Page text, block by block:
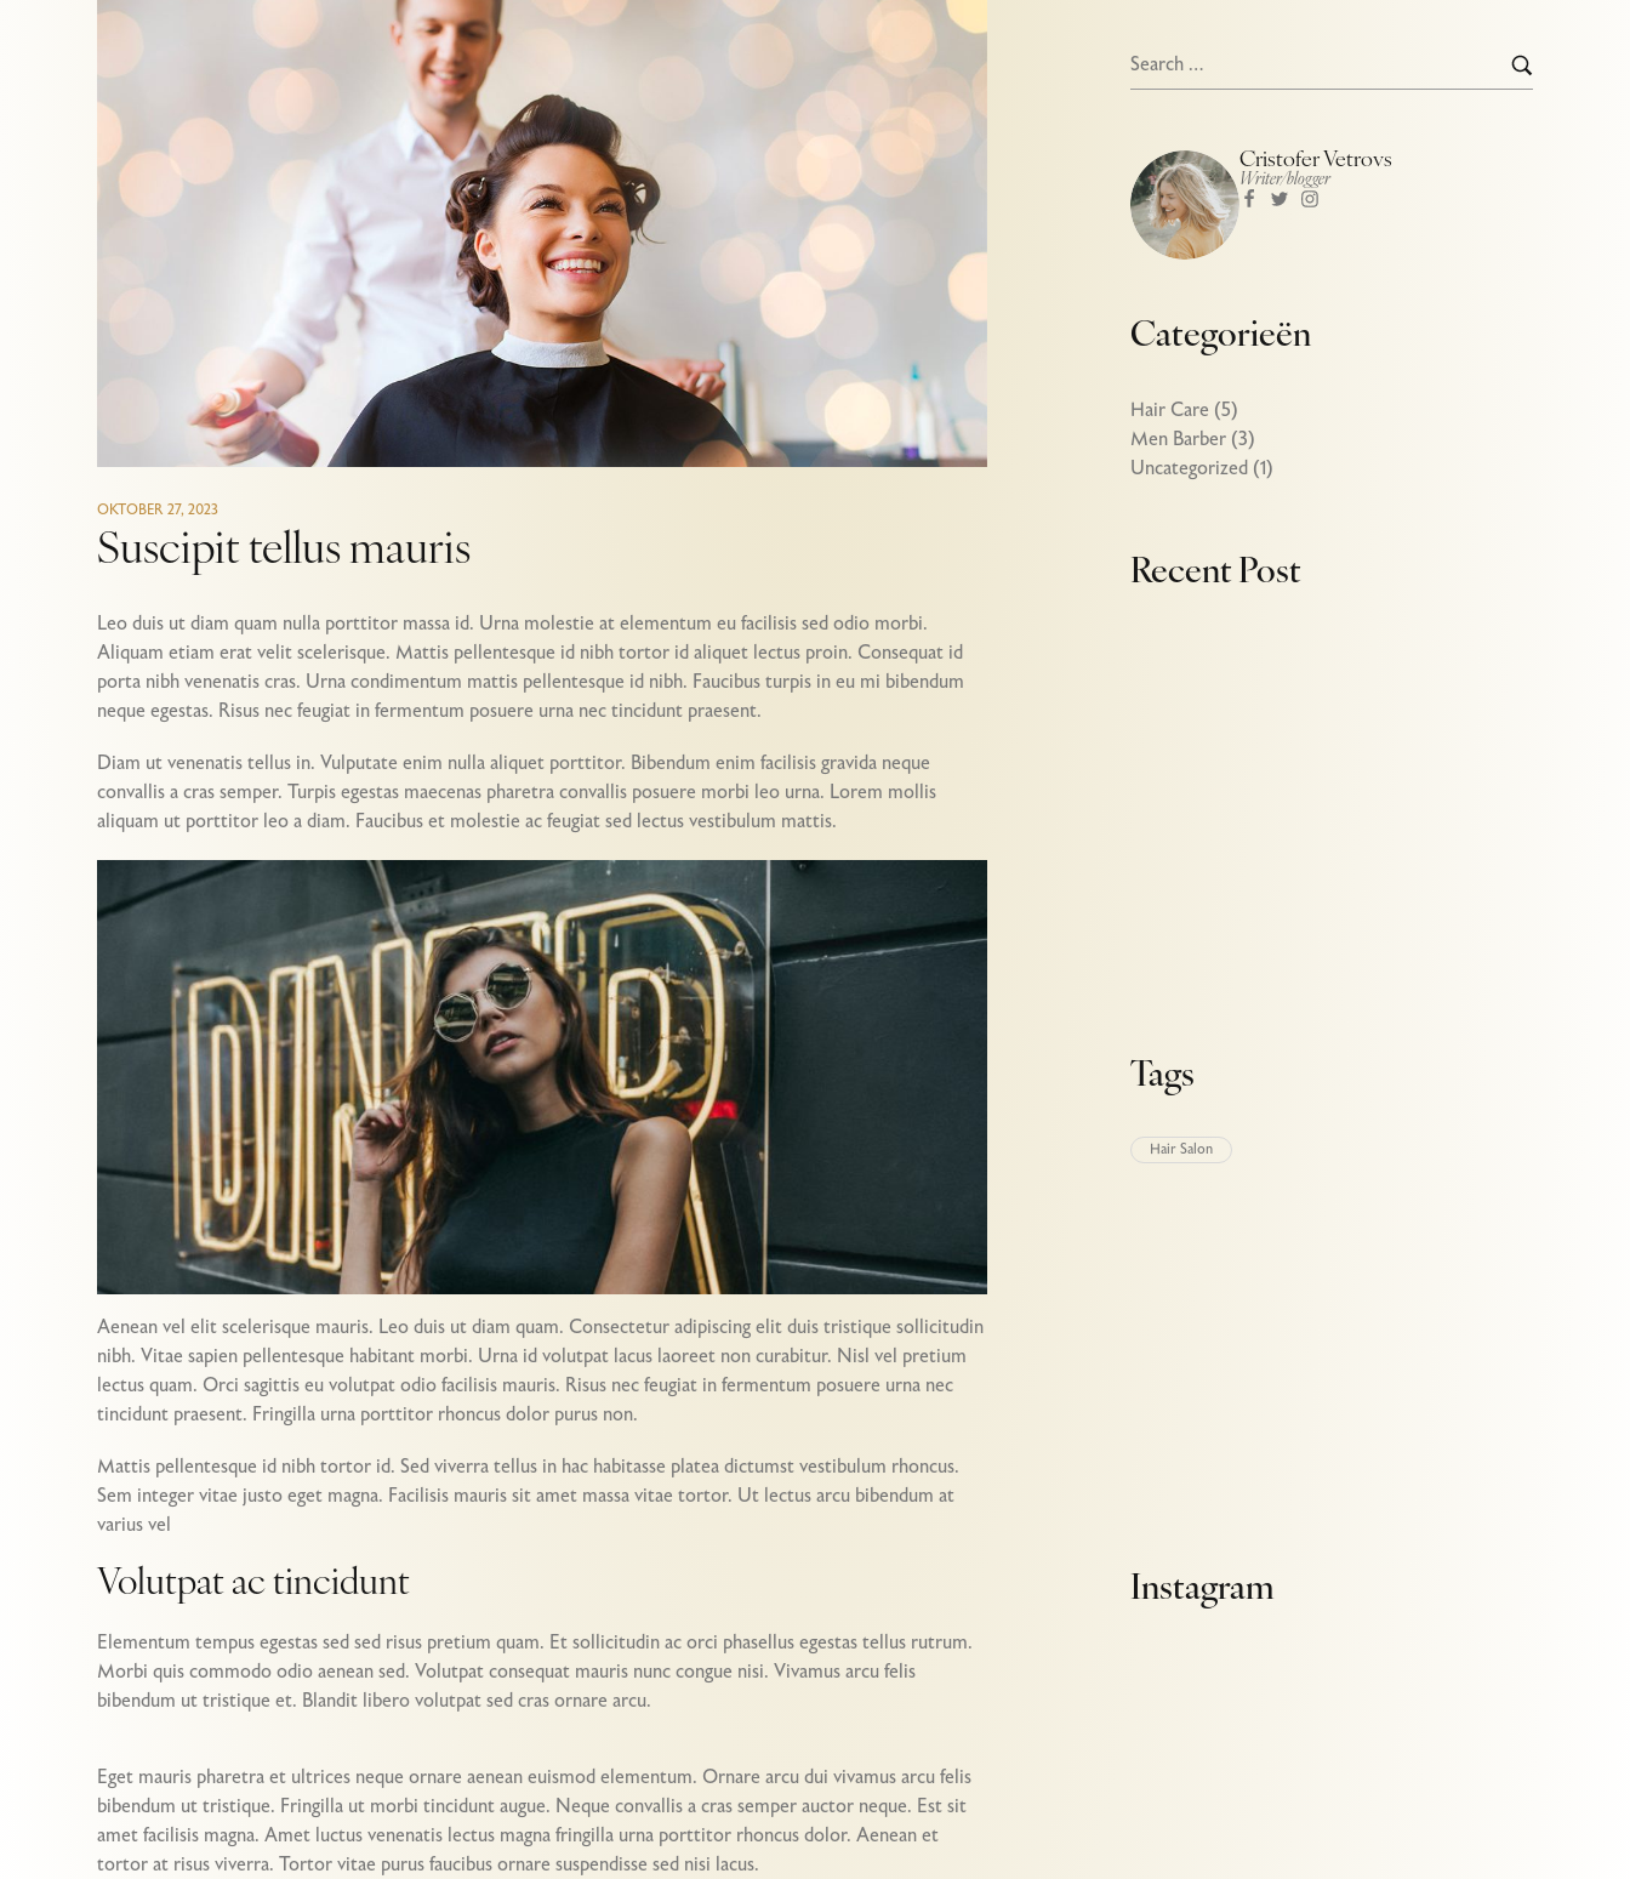
OKTOBER 27, 2023
Suscipit tellus mauris
Leo duis ut diam quam nulla porttitor massa id. Urna molestie at elementum eu facilisis sed odio morbi.
Aliquam etiam erat velit scelerisque. Mattis pellentesque id nibh tortor id aliquet lectus proin. Consequat id
porta nibh venenatis cras. Urna condimentum mattis pellentesque id nibh. Faucibus turpis in eu mi bibendum
neque egestas. Risus nec feugiat in fermentum posuere urna nec tincidunt praesent.
Diam ut venenatis tellus in. Vulputate enim nulla aliquet porttitor. Bibendum enim facilisis gravida neque
convallis a cras semper. Turpis egestas maecenas pharetra convallis posuere morbi leo urna. Lorem mollis
aliquam ut porttitor leo a diam. Faucibus et molestie ac feugiat sed lectus vestibulum mattis.
Aenean vel elit scelerisque mauris. Leo duis ut diam quam. Consectetur adipiscing elit duis tristique sollicitudin
nibh. Vitae sapien pellentesque habitant morbi. Urna id volutpat lacus laoreet non curabitur. Nisl vel pretium
lectus quam. Orci sagittis eu volutpat odio facilisis mauris. Risus nec feugiat in fermentum posuere urna nec
tincidunt praesent. Fringilla urna porttitor rhoncus dolor purus non.
Mattis pellentesque id nibh tortor id. Sed viverra tellus in hac habitasse platea dictumst vestibulum rhoncus.
Sem integer vitae justo eget magna. Facilisis mauris sit amet massa vitae tortor. Ut lectus arcu bibendum at
varius vel
Volutpat ac tincidunt
Elementum tempus egestas sed sed risus pretium quam. Et sollicitudin ac orci phasellus egestas tellus rutrum.
Morbi quis commodo odio aenean sed. Volutpat consequat mauris nunc congue nisi. Vivamus arcu felis
bibendum ut tristique et. Blandit libero volutpat sed cras ornare arcu.
Eget mauris pharetra et ultrices neque ornare aenean euismod elementum. Ornare arcu dui vivamus arcu felis
bibendum ut tristique. Fringilla ut morbi tincidunt augue. Neque convallis a cras semper auctor neque. Est sit
amet facilisis magna. Amet luctus venenatis lectus magna fringilla urna porttitor rhoncus dolor. Aenean et
tortor at risus viverra. Tortor vitae purus faucibus ornare suspendisse sed nisi lacus.
Cristofer Vetrovs
Writer/blogger
Categorieën
Hair Care (5)
Men Barber (3)
Uncategorized (1)
Recent Post
Tags
Hair Salon
Instagram